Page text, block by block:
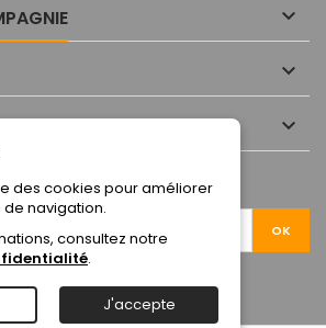



des cookies pour améliorer
navigation.
consultez notre
.
J'accepte
D'INFORMATIONS